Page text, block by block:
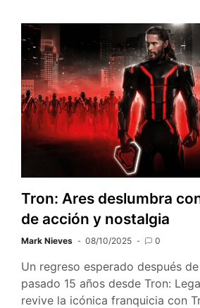
Tron: Ares deslumbra
de acción y nostalgia
Mark Nieves 08/10/2025 0
Un regreso esperado después
pasado 15 años desde Tron:
revive la icónica franquicia con